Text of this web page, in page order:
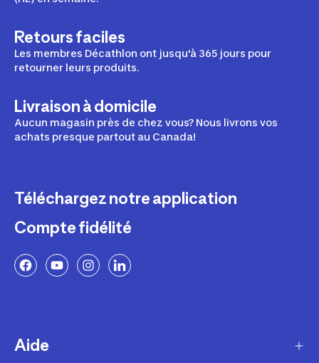
Retours faciles
Les membres Décathlon ont jusqu'à 365 jours pour
retourner leurs produits.
Livraison à domicile
Aucun magasin près de chez vous? Nous livrons vos
achats presque partout au Canada!
Téléchargez notre application
Compte fidélité
Aide